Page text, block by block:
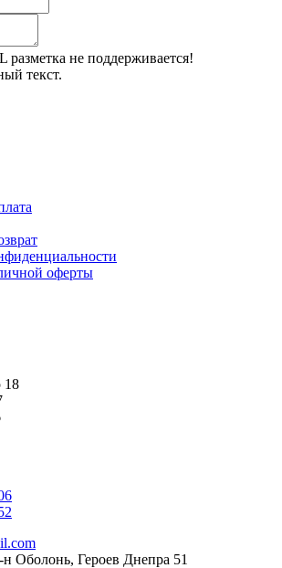
разметка не поддерживается!
текст.
оферты
18
Оболонь, Героев Днепра 51